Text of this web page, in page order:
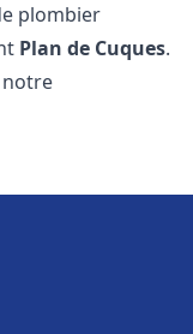
plombier
Plan de Cuques.